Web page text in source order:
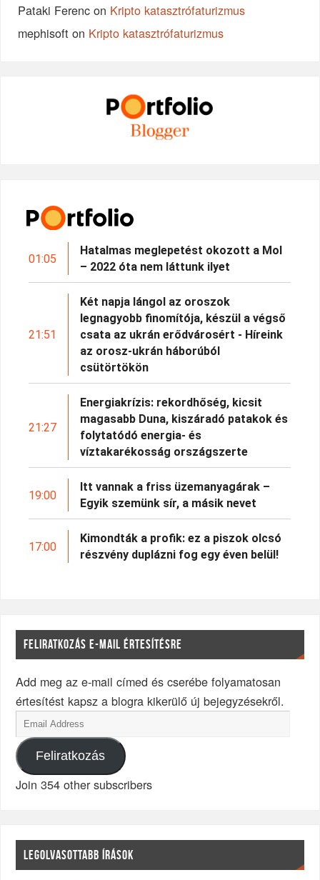
Pataki Ferenc on Kripto katasztrófaturizmus
mephisoft on Kripto katasztrófaturizmus
01:05
Hatalmas meglepetést okozott a Mol
– 2022 óta nem láttunk ilyet
21:51
Két napja lángol az oroszok
legnagyobb finomítója, készül a végső
csata az ukrán erődvárosért - Híreink
az orosz-ukrán háborúból
csütörtökön
21:27
Energiakrízis: rekordhőség, kicsit
magasabb Duna, kiszáradó patakok és
folytatódó energia- és
víztakarékosság országszerte
19:00
Itt vannak a friss üzemanyagárak –
Egyik szemünk sír, a másik nevet
17:00
Kimondták a profik: ez a piszok olcsó
részvény duplázni fog egy éven belül!
FELIRATKOZÁS E-MAIL ÉRTESÍTÉSRE
Add meg az e-mail címed és cserébe folyamatosan
értesítést kapsz a blogra kikerülő új bejegyzésekről.
Feliratkozás
Join 354 other subscribers
LEGOLVASOTTABB ÍRÁSOK